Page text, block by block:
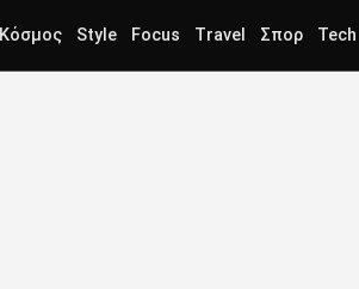
Κόσμος Style Focus Travel Σπορ Tech